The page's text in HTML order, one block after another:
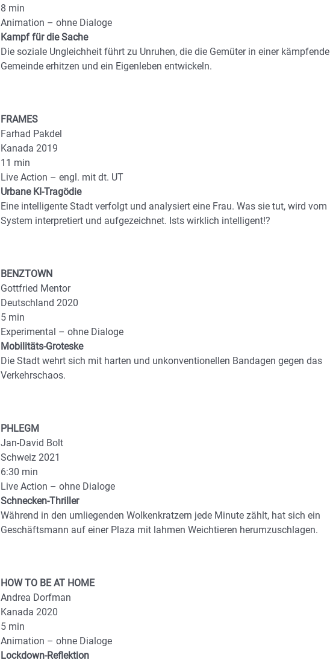
8 min
Animation – ohne Dialoge
Kampf für die Sache
Die soziale Ungleichheit führt zu Unruhen, die die Gemüter in einer
Gemeinde erhitzen und ein Eigenleben entwickeln.
FRAMES
Farhad Pakdel
Kanada 2019
11 min
Live Action – engl. mit dt. UT
Urbane KI-Tragödie
Eine intelligente Stadt verfolgt und analysiert eine Frau. Was sie tut, wird vom
System interpretiert und aufgezeichnet. Ists wirklich intelligent!?
BENZTOWN
Gottfried Mentor
Deutschland 2020
5 min
Experimental – ohne Dialoge
Mobilitäts-Groteske
Die Stadt wehrt sich mit harten und unkonventionellen Bandagen gegen das
Verkehrschaos.
PHLEGM
Jan-David Bolt
Schweiz 2021
6:30 min
Live Action – ohne Dialoge
Schnecken-Thriller
Während in den umliegenden Wolkenkratzern jede Minute zählt, hat sich ein
Geschäftsmann auf einer Plaza mit lahmen Weichtieren herumzuschlagen.
HOW TO BE AT HOME
Andrea Dorfman
Kanada 2020
5 min
Animation – ohne Dialoge
Lockdown-Reflektion